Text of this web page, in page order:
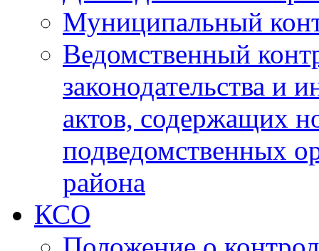
Муниципальный
Ведомственный
законодательства и
актов, содержащих
подведомственных
района
КСО